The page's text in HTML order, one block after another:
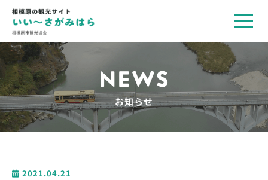
NEWS
お知らせ
2021.04.21